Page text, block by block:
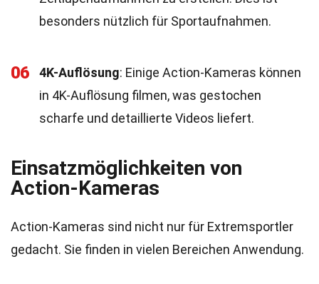
besonders nützlich für Sportaufnahmen.
06 4K-Auflösung: Einige Action-Kameras können
in 4K-Auflösung filmen, was gestochen
scharfe und detaillierte Videos liefert.
Einsatzmöglichkeiten von
Action-Kameras
Action-Kameras sind nicht nur für Extremsportler
gedacht. Sie finden in vielen Bereichen Anwendung.